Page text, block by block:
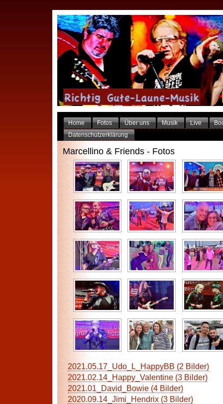
Home Fotos Über uns Musik Live
Datenschutzerklärung
Marcellino & Friends - Fotos
2021.05.17_Udo_L_HappyBB (2 Bilder)
2021.02.14_Happy_Valentine (3 Bilder)
2021.01_David_Bowie (4 Bilder)
2020.09.14_Jimi_Hendrix (3 Bilder)